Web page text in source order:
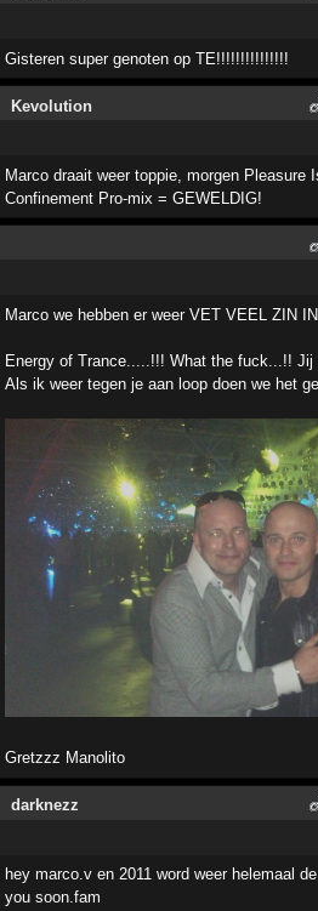
Gisteren super genoten op TE!!!!!!!!!!!!!!!
Kevolution
Marco draait weer toppie, morgen Pleasure
Confinement Pro-mix = GEWELDIG!
Marco we hebben er weer VET VEEL ZIN
Energy of Trance.....!!! What the fuck...!! Jij
Als ik weer tegen je aan loop doen we het
Gretzzz Manolito
darknezz
hey marco.v en 2011 word weer helemaal
you soon.fam